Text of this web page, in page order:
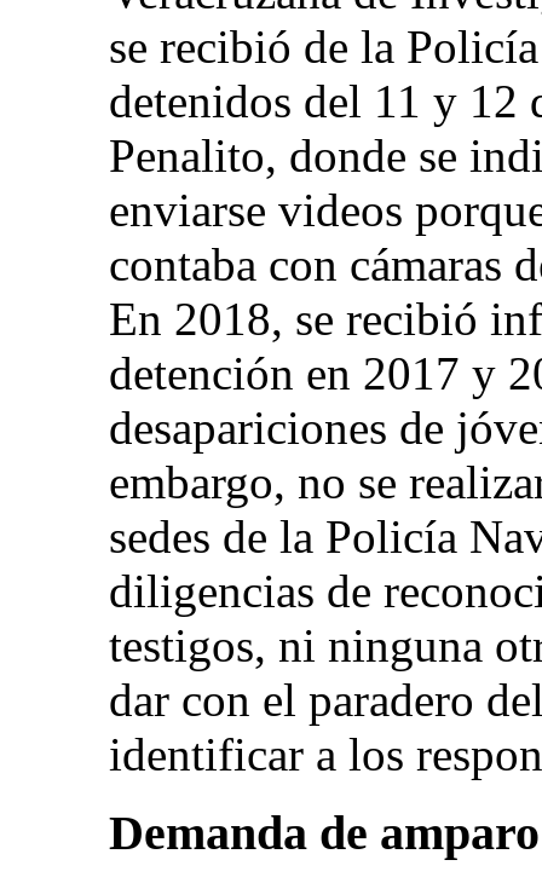
se recibió de la
detenidos del 11 y 12
Penalito, donde se
enviarse videos
contaba con cámaras
En 2018, se recibió
detención en 2017 y
desapariciones de
embargo, no se
sedes de la Policía
diligencias de
testigos, ni ninguna
dar con el paradero
identificar a los
Demanda de amparo